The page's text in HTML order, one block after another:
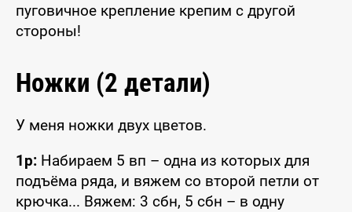
пуговичное крепление крепим с другой
стороны!
Ножки (2 детали)
У меня ножки двух цветов.
1р: Набираем 5 вп – одна из которых для
подъёма ряда, и вяжем со второй петли от
крючка... Вяжем: 3 сбн, 5 сбн – в одну